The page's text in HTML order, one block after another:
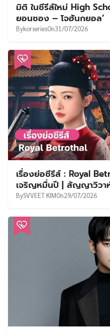
มิติ ในซีรีส์ใหม่ High
ยอนซอง – โจฮันกยอล’
BykorseriesOn31/07/2026
เรื่องย่อซีรีส์ : Royal
เจริญหมื่นปี | สัญญาวิวา
BySVVEET KIMOn29/07/2026